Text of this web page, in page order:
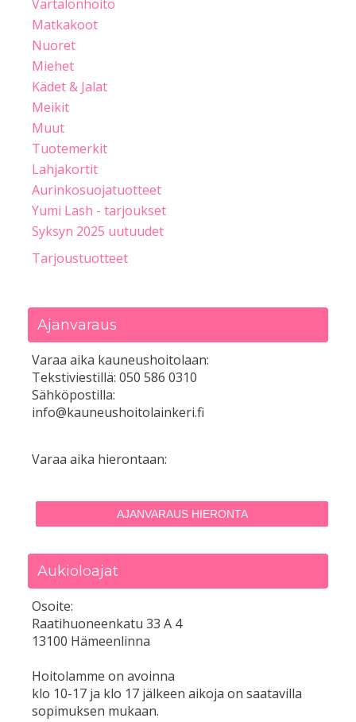
Vartalonhoito
Matkakoot
Nuoret
Miehet
Kädet & Jalat
Meikit
Muut
Tuotemerkit
Lahjakortit
Aurinkosuojatuotteet
Yumi Lash - tarjoukset
Syksyn 2025 uutuudet
Tarjoustuotteet
Ajanvaraus
Varaa aika kauneushoitolaan:
Tekstiviestillä: 050 586 0310
Sähköpostilla:
info@kauneushoitolainkeri.fi
Varaa aika hierontaan:
AJANVARAUS HIERONTA
Aukioloajat
Osoite:
Raatihuoneenkatu 33 A 4
13100 Hämeenlinna
Hoitolamme on avoinna
klo 10-17 ja klo 17 jälkeen aikoja on saatavilla
sopimuksen mukaan.